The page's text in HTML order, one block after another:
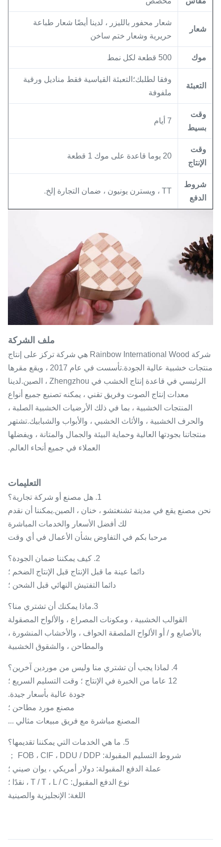
شعار
شعار محفور بالليزر ، لدينا أيضًا شعار طباعة
حريرية وشعار ختم ساخن
موك 500 قطعة لكل نمط
التعبئة
وفقا لطلبك؛التعبئة القياسية فقط مناديل ورقية
ملفوفة
وقت
بسيط
7 أيام
وقت
الإنتاج
20 يوما قاعدة على موك 1 قطعة
شروط
الدفع
TT ، ويسترن يونيون ، ضمان التجارة إلخ.
ملف الشركة
شركة Rainbow International Wood هي شركة تركز على إنتاج
منتجات خشبية عالية الجودة.تأسست في عام 2017 ، ويقع مقرها
الرئيسي في قاعدة إنتاج الخشب في Zhengzhou ، الصين.لدينا
معدات إنتاج الصوت وفريق تقني ، يمكنه تصنيع جميع أنواع
المنتجات الخشبية ، بما في ذلك الأرضيات الخشبية الصلبة ،
والحرف الخشبية ، والأثاث الخشبي ، والأبواب والشبابيك.تشتهر
منتجاتنا بجودتها العالية وحماية البيئة والجمال والمتانة ، ويفضلها
العملاء في جميع أنحاء العالم.
التعليمات
1. هل مصنع أو شركة تجارية؟
نحن مصنع يقع في مدينة تشنغتشو ، خنان ، الصين.يمكننا أن نقدم
لك أفضل الأسعار والخدمات المباشرة
مرحبا بكم في التفاوض بشأن الأعمال في أي وقت
2. كيف يمكننا ضمان الجودة؟
دائما عينة ما قبل الإنتاج قبل الإنتاج الضخم ؛
دائما التفتيش النهائي قبل الشحن ؛
3.ماذا يمكنك أن تشتري منا؟
القوالب الخشبية ، ومكونات المصراع ، والألواح المصقولة
بالأصابع و / أو الألواح الملصقة الحواف ، والأخشاب المنشورة ،
والمطاحن ، والشقوق الخشبية
4. لماذا يجب أن تشتري منا وليس من موردين آخرين؟
12 عاما من الخبرة في الإنتاج ؛ وقت التسليم السريع ؛
جودة عالية بأسعار جيدة.
مصنع مورد مطاحن ؛
المصنع مباشرة مع فريق مبيعات مثالي ...
5. ما هي الخدمات التي يمكننا تقديمها؟
شروط التسليم المقبولة: FOB ، CIF ، DDU / DDP ；
عملة الدفع المقبولة: دولار أمريكي ، يوان صيني ؛
نوع الدفع المقبول: T / T ، L / C ، نقدًا ؛
اللغة: الإنجليزية والصينية